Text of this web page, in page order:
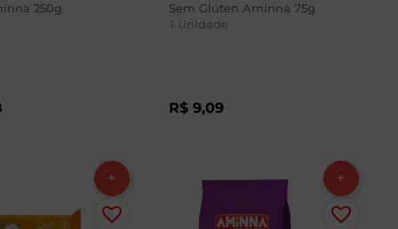
250g
Sem Glúten Aminna 75g
1 Unidade
R$ 9,09